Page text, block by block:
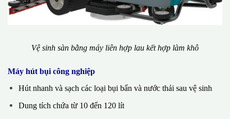
Vệ sinh sàn bằng máy liên hợp lau kết hợp làm khô
Máy hút bụi công nghiệp
Hút nhanh và sạch các loại bụi bẩn và nước thải sau vệ sinh
Dung tích chứa từ 10 đến 120 lít